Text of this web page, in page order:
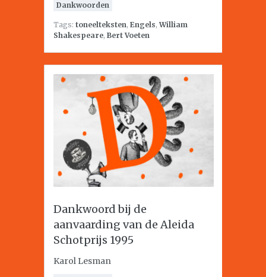
Dankwoorden
Tags: toneelteksten, Engels,William
Shakespeare, Bert Voeten
Dankwoord bij de
aanvaarding van de Aleida
Schotprijs 1995
Karol Lesman